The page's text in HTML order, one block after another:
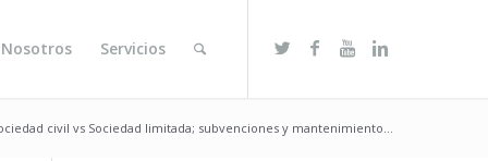
Servicios
civil vs Sociedad limitada; subvenciones y mantenimiento...